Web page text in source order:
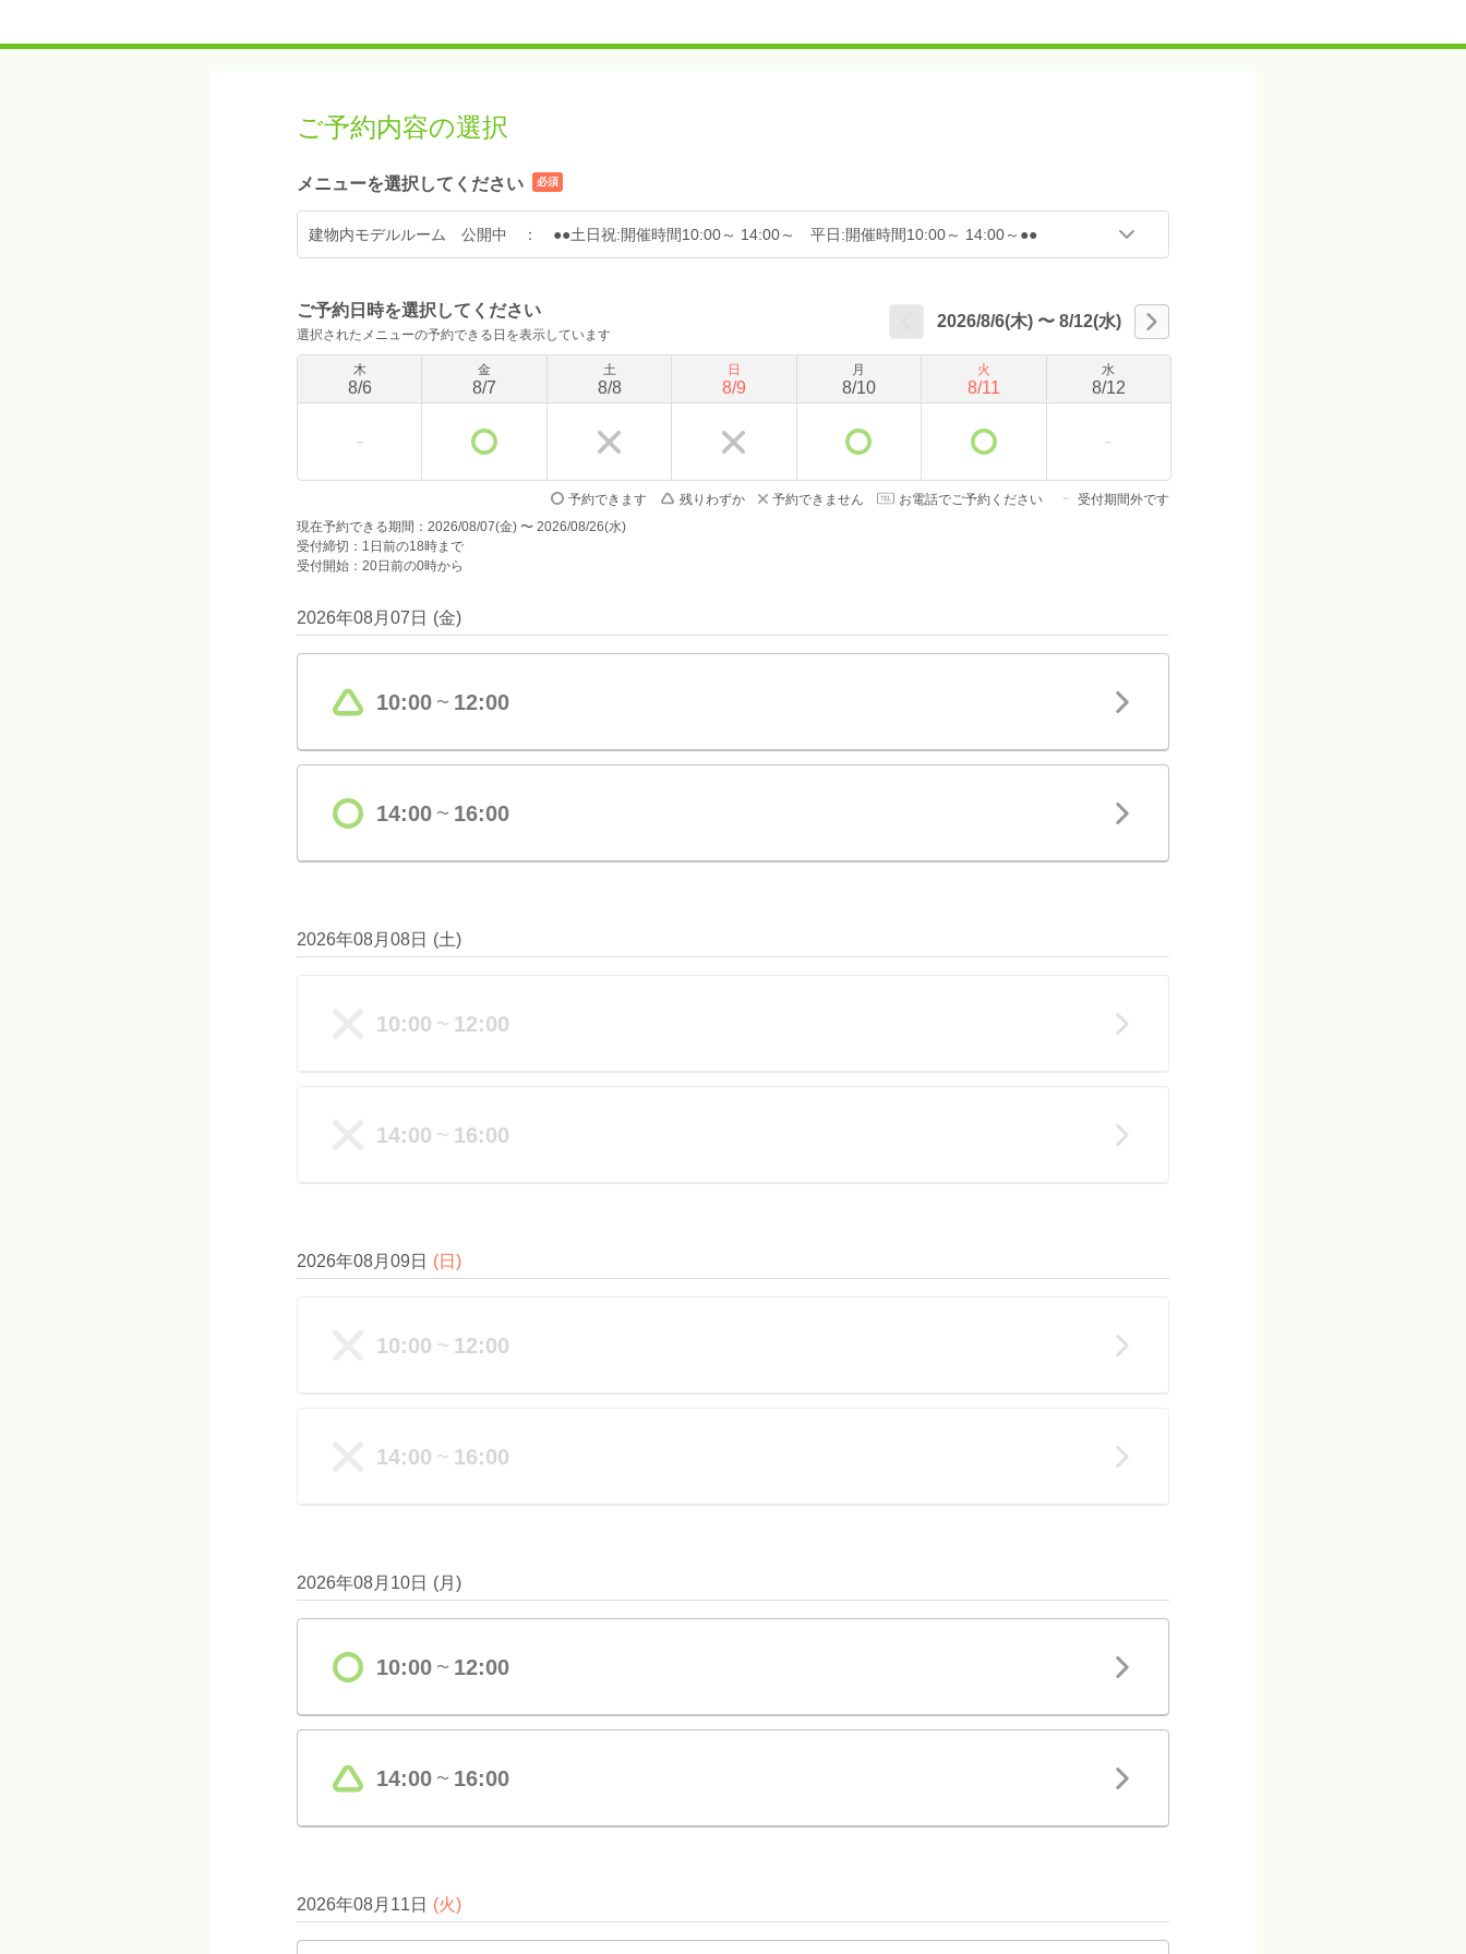
ご予約内容の選択
メニューを選択してください 必須
建物内モデルルーム 公開中 ： ●●土日祝:開催時間10:00～ 14:00～ 平日:開催時間10:00～ 14:00～●●
ご予約日時を選択してください
選択されたメニューの予約できる日を表示しています
2026/8/6(木) 〜 8/12(水)
木
8/6
金
8/7
土
8/8
日
8/9
月
8/10
火
8/11
水
8/12
予約できます 残りわずか 予約できません お電話でご予約ください
受付期間外です
現在予約できる期間：2026/08/07(金) 〜 2026/08/26(水)
受付締切：1日前の18時まで
受付開始：20日前の0時から
2026年08月07日 (金)
10:00 〜 12:00
14:00 〜 16:00
2026年08月08日 (土)
10:00 〜 12:00
14:00 〜 16:00
2026年08月09日 (日 )
10:00 〜 12:00
14:00 〜 16:00
2026年08月10日 (月 )
10:00 〜 12:00
14:00 〜 16:00
2026年08月11日 (火)